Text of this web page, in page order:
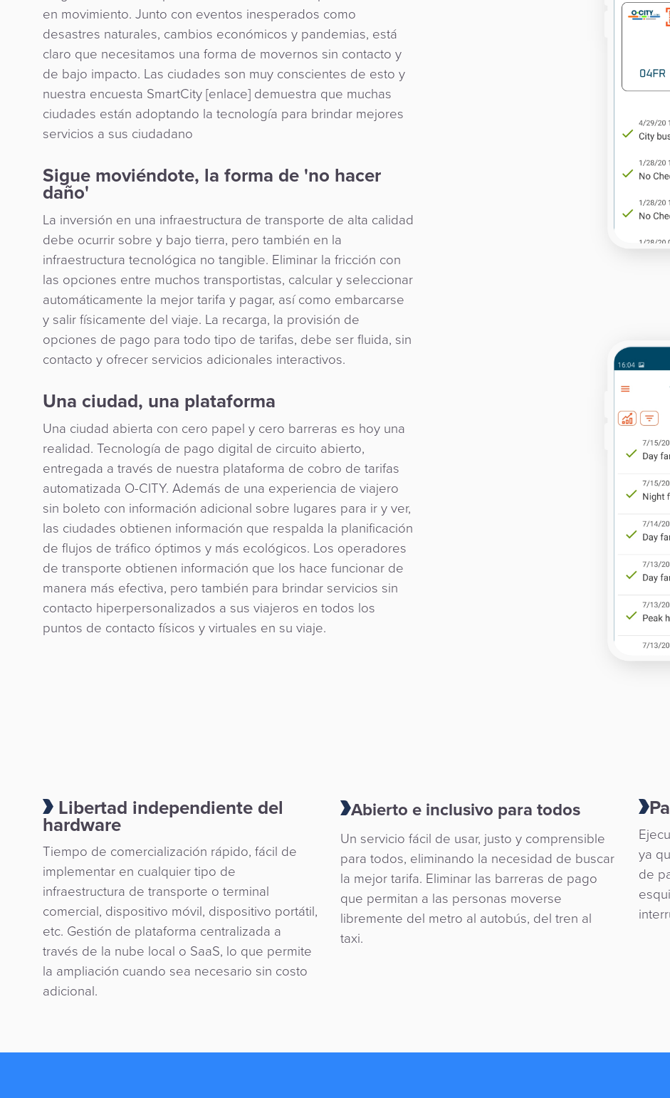
en movimiento. Junto con eventos inesperados como
desastres naturales, cambios económicos y pandemias, está
claro que necesitamos una forma de movernos sin contacto y
de bajo impacto. Las ciudades son muy conscientes de esto y
nuestra encuesta SmartCity [enlace] demuestra que muchas
ciudades están adoptando la tecnología para brindar mejores
servicios a sus ciudadano
Sigue moviéndote, la forma de 'no hacer
daño'
La inversión en una infraestructura de transporte de alta calidad
debe ocurrir sobre y bajo tierra, pero también en la
infraestructura tecnológica no tangible. Eliminar la fricción con
las opciones entre muchos transportistas, calcular y seleccionar
automáticamente la mejor tarifa y pagar, así como embarcarse
y salir físicamente del viaje. La recarga, la provisión de
opciones de pago para todo tipo de tarifas, debe ser fluida, sin
contacto y ofrecer servicios adicionales interactivos.
Una ciudad, una plataforma
Una ciudad abierta con cero papel y cero barreras es hoy una
realidad. Tecnología de pago digital de circuito abierto,
entregada a través de nuestra plataforma de cobro de tarifas
automatizada O-CITY. Además de una experiencia de viajero
sin boleto con información adicional sobre lugares para ir y ver,
las ciudades obtienen información que respalda la planificación
de flujos de tráfico óptimos y más ecológicos. Los operadores
de transporte obtienen información que los hace funcionar de
manera más efectiva, pero también para brindar servicios sin
contacto hiperpersonalizados a sus viajeros en todos los
puntos de contacto físicos y virtuales en su viaje.
Libertad independiente del
hardware
Tiempo de comercialización rápido, fácil de
implementar en cualquier tipo de
infraestructura de transporte o terminal
comercial, dispositivo móvil, dispositivo portátil,
etc. Gestión de plataforma centralizada a
través de la nube local o SaaS, lo que permite
la ampliación cuando sea necesario sin costo
adicional.
Abierto e inclusivo para todos
Un servicio fácil de usar, justo y comprensible
para todos, eliminando la necesidad de buscar
la mejor tarifa. Eliminar las barreras de pago
que permitan a las personas moverse
libremente del metro al autobús, del tren al
taxi.
ya
de